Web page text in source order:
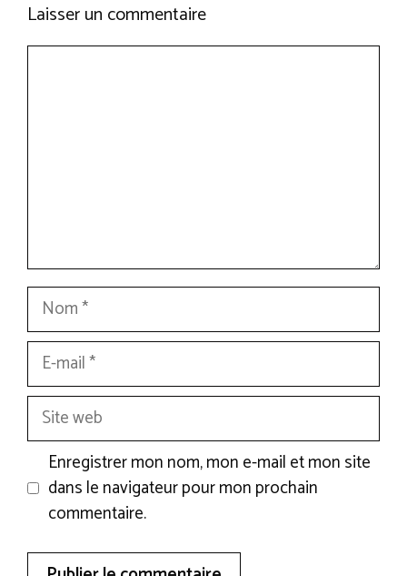
Laisser un commentaire
Nom
mail
Site
web
Enregistrer mon nom, mon e-mail et mon site
dans le navigateur pour mon prochain
commentaire.